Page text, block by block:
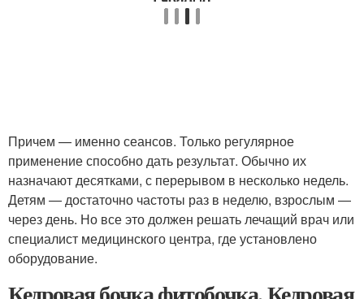
Причем — именно сеансов. Только регулярное
применение способно дать результат. Обычно их
назначают десятками, с перерывом в несколько недель.
Детям — достаточно частоты раз в неделю, взрослым —
через день. Но все это должен решать лечащий врач или
специалист медицинского центра, где установлено
оборудование.